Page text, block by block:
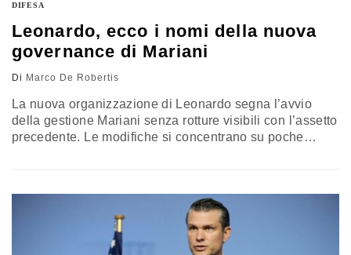
DIFESA
Leonardo, ecco i nomi della nuova
governance di Mariani
Di Marco De Robertis
La nuova organizzazione di Leonardo segna l’avvio
della gestione Mariani senza rotture visibili con l’assetto
precedente. Le modifiche si concentrano su poche
Affari istituzionali. Il messaggio è quello di una
transizione ordinata, con cambi mirati e senza una
revisione profonda dell’impianto del gruppo